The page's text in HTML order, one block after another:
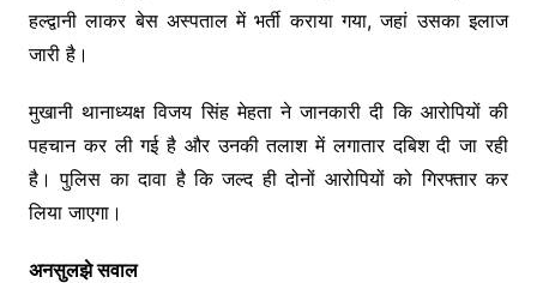
हल्द्वानी लाकर बेस अस्पताल में भर्ती कराया गया, जहां उसका इलाज
जारी है।
मुखानी थानाध्यक्ष विजय सिंह मेहता ने जानकारी दी कि आरोपियों की
पहचान कर ली गई है और उनकी तलाश में लगातार दबिश दी जा रही
है। पुलिस का दावा है कि जल्द ही दोनों आरोपियों को गिरफ्तार कर
लिया जाएगा।
अनसुलझे सवाल